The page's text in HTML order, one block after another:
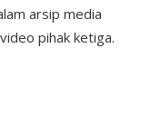
arsip media
pihak ketiga.